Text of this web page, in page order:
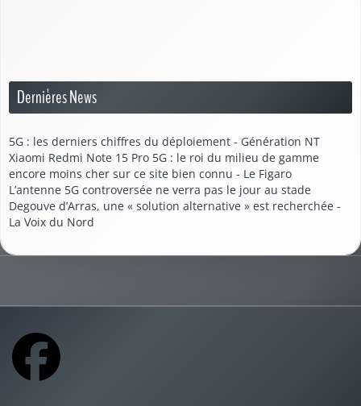
Dernières News
5G : les derniers chiffres du déploiement - Génération NT
Xiaomi Redmi Note 15 Pro 5G : le roi du milieu de gamme
encore moins cher sur ce site bien connu - Le Figaro
L’antenne 5G controversée ne verra pas le jour au stade
Degouve d’Arras, une « solution alternative » est recherchée -
La Voix du Nord